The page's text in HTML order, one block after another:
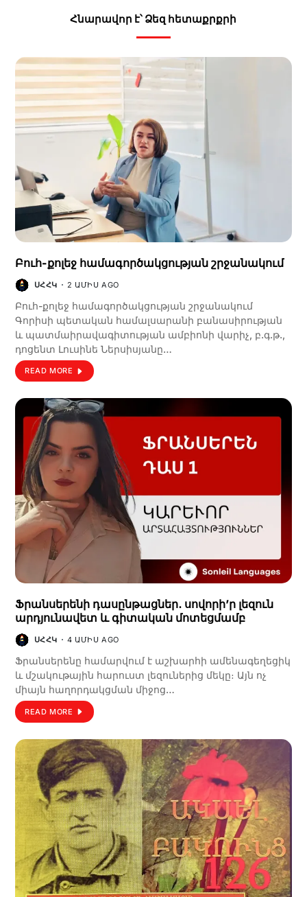
Հնարավոր է՝ Ձեզ հետաքրքրի
Բուհ-քոլեջ համագործակցության շրջանակում
ՍՀՀԿ 2 ԱՄԻՍ AGO
Բուհ-քոլեջ համագործակցության շրջանակում
Գորիսի պետական համալսարանի բանասիրության
և պատմաիրավագիտության ամբիոնի վարիչ, բ.գ.թ.,
դոցենտ Լուսինե Ներսիսյանը…
READ MORE
Ֆրանսերենի դասընթացներ․ սովորի’ր լեզուն
արդյունավետ և գիտական մոտեցմամբ
ՍՀՀԿ 4 ԱՄԻՍ AGO
Ֆրանսերենը համարվում է աշխարհի ամենագեղեցիկ
և մշակութային հարուստ լեզուներից մեկը։ Այն ոչ
միայն հաղորդակցման միջոց…
READ MORE